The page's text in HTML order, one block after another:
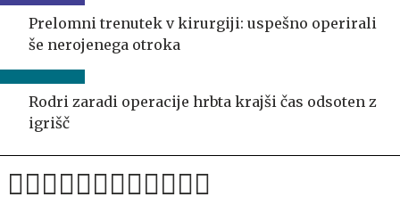
Prelomni trenutek v kirurgiji: uspešno operirali
še nerojenega otroka
Rodri zaradi operacije hrbta krajši čas odsoten z
igrišč